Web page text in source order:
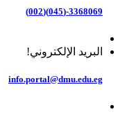
3368069-(045)(002)
البريد الإلكتروني!
info.portal@dmu.edu.eg